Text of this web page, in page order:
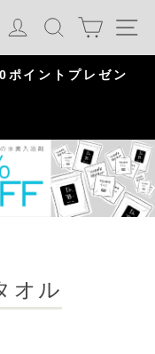
ログイン
検索 カート
ポイントプレゼン
オル